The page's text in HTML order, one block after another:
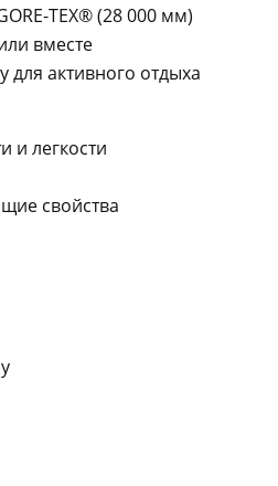
TEX® (28 000 мм)
вместе
активного отдыха
и легкости
свойства